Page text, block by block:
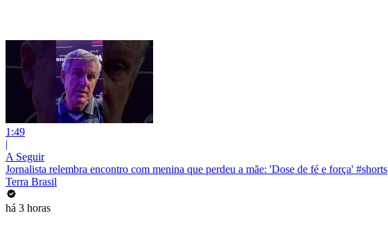
1:49
|
A Seguir
Jornalista relembra encontro com menina que perdeu a mãe: 'Dose de fé e força' #shorts
Terra Brasil
há 3 horas